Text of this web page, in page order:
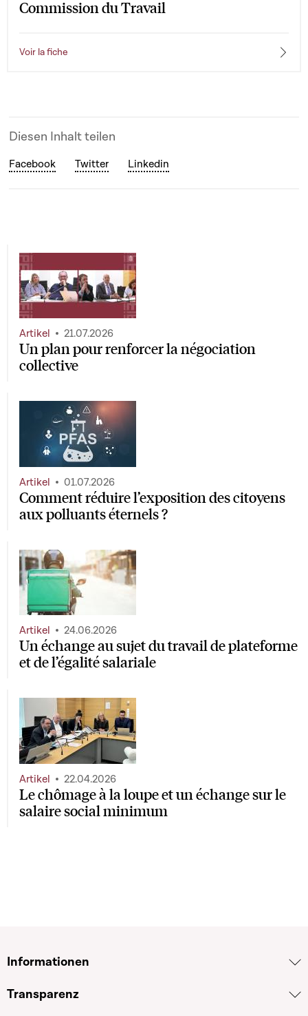
Commission du Travail
Voir la fiche
Diesen Inhalt teilen
Facebook Twitter Linkedin
Un plan pour renforcer la négociation
collective
Artikel 21.07.2026
Comment réduire l’exposition des citoyens
aux polluants éternels ?
Artikel 01.07.2026
Un échange au sujet du travail de plateforme
et de l’égalité salariale
Artikel 24.06.2026
Le chômage à la loupe et un échange sur le
salaire social minimum
Artikel 22.04.2026
Informationen
Transparenz